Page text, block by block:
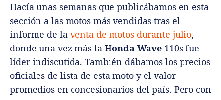
Hacía unas semanas que publicábamos en esta
sección a las motos más vendidas tras el
informe de la venta de motos durante julio,
donde una vez más la Honda Wave 110s fue
líder indiscutida. También dábamos los precios
oficiales de lista de esta moto y el valor
promedios en concesionarios del país. Pero con